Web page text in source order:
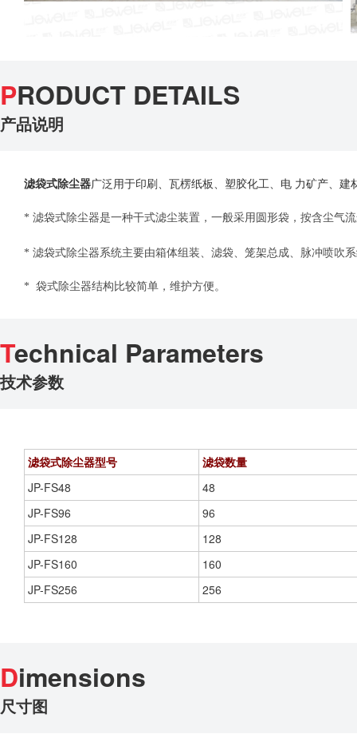
PRODUCT DETAILS
产品说明
滤袋式除尘器广泛用于印刷、瓦楞纸板、塑胶化工、电 力矿产、建
* 滤袋式除尘器是一种干式滤尘装置，一般采用圆形袋，按含尘气
* 滤袋式除尘器系统主要由箱体组装、滤袋、笼架总成、脉冲喷吹
* 袋式除尘器结构比较简单，维护方便。
Technical Parameters
技术参数
滤袋式除尘器型号
滤袋数量
JP-FS48
48
JP-FS96
96
JP-FS128
128
JP-FS160
160
JP-FS256
256
Dimensions
尺寸图